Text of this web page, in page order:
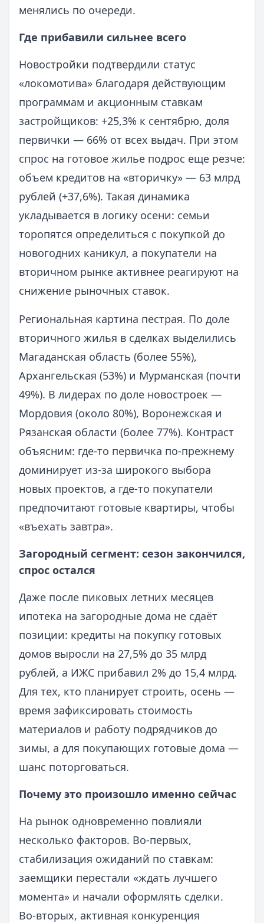
менялись по очереди.
Где прибавили сильнее всего
Новостройки подтвердили статус
«локомотива» благодаря действующим
программам и акционным ставкам
застройщиков: +25,3% к сентябрю, доля
первички — 66% от всех выдач. При этом
спрос на готовое жилье подрос еще резче:
объем кредитов на «вторичку» — 63 млрд
рублей (+37,6%). Такая динамика
укладывается в логику осени: семьи
торопятся определиться с покупкой до
новогодних каникул, а покупатели на
вторичном рынке активнее реагируют на
снижение рыночных ставок.
Региональная картина пестрая. По доле
вторичного жилья в сделках выделились
Магаданская область (более 55%),
Архангельская (53%) и Мурманская (почти
49%). В лидерах по доле новостроек —
Мордовия (около 80%), Воронежская и
Рязанская области (более 77%). Контраст
объясним: где-то первичка по‑прежнему
доминирует из‑за широкого выбора
новых проектов, а где-то покупатели
предпочитают готовые квартиры, чтобы
«въехать завтра».
Загородный сегмент: сезон закончился,
спрос остался
Даже после пиковых летних месяцев
ипотека на загородные дома не сдаёт
позиции: кредиты на покупку готовых
домов выросли на 27,5% до 35 млрд
рублей, а ИЖС прибавил 2% до 15,4 млрд.
Для тех, кто планирует строить, осень —
время зафиксировать стоимость
материалов и работу подрядчиков до
зимы, а для покупающих готовые дома —
шанс поторговаться.
Почему это произошло именно сейчас
На рынок одновременно повлияли
несколько факторов. Во‑первых,
стабилизация ожиданий по ставкам:
заемщики перестали «ждать лучшего
момента» и начали оформлять сделки.
Во‑вторых, активная конкуренция